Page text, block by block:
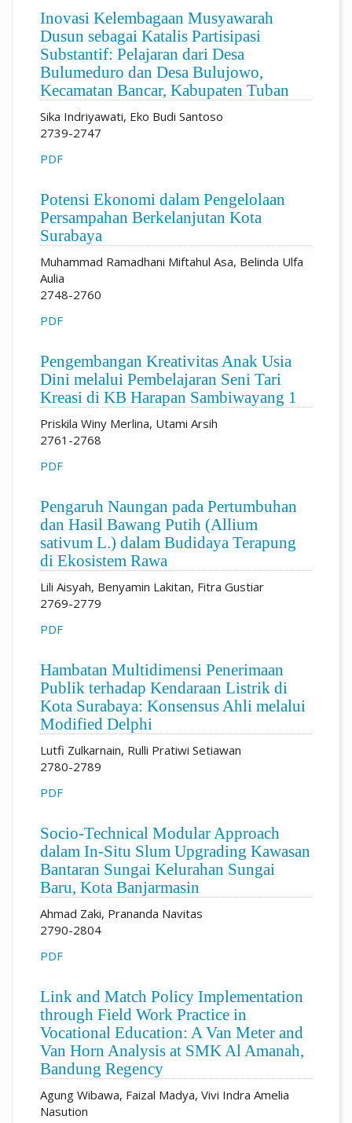
Inovasi Kelembagaan Musyawarah
Dusun sebagai Katalis Partisipasi
Substantif: Pelajaran dari Desa
Bulumeduro dan Desa Bulujowo,
Kecamatan Bancar, Kabupaten Tuban
Sika Indriyawati, Eko Budi Santoso
2739-2747
PDF
Potensi Ekonomi dalam Pengelolaan
Persampahan Berkelanjutan Kota
Surabaya
Muhammad Ramadhani Miftahul Asa, Belinda Ulfa
Aulia
2748-2760
PDF
Pengembangan Kreativitas Anak Usia
Dini melalui Pembelajaran Seni Tari
Kreasi di KB Harapan Sambiwayang 1
Priskila Winy Merlina, Utami Arsih
2761-2768
PDF
Pengaruh Naungan pada Pertumbuhan
dan Hasil Bawang Putih (Allium
sativum L.) dalam Budidaya Terapung
di Ekosistem Rawa
Lili Aisyah, Benyamin Lakitan, Fitra Gustiar
2769-2779
PDF
Hambatan Multidimensi Penerimaan
Publik terhadap Kendaraan Listrik di
Kota Surabaya: Konsensus Ahli melalui
Modified Delphi
Lutfi Zulkarnain, Rulli Pratiwi Setiawan
2780-2789
PDF
Socio-Technical Modular Approach
dalam In-Situ Slum Upgrading Kawasan
Bantaran Sungai Kelurahan Sungai
Baru, Kota Banjarmasin
Ahmad Zaki, Prananda Navitas
2790-2804
PDF
Link and Match Policy Implementation
through Field Work Practice in
Vocational Education: A Van Meter and
Van Horn Analysis at SMK Al Amanah,
Bandung Regency
Agung Wibawa, Faizal Madya, Vivi Indra Amelia
Nasution